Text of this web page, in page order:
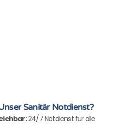
Sanitär Notdienst?
24/7 Notdienst für alle